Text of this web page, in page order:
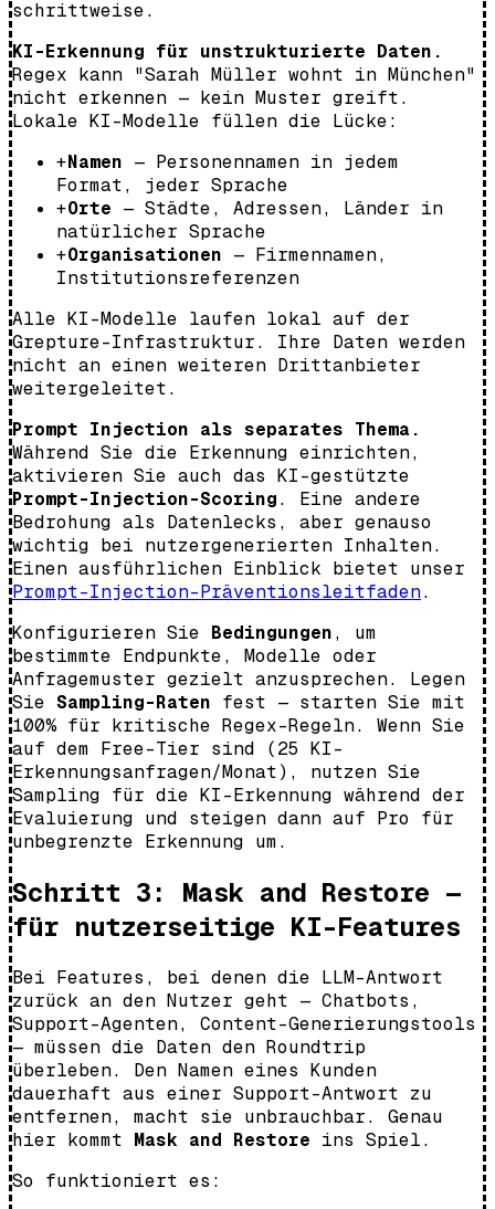
schrittweise.
KI-Erkennung für unstrukturierte Daten.
Regex kann "Sarah Müller wohnt in München"
nicht erkennen — kein Muster greift.
Lokale KI-Modelle füllen die Lücke:
+Namen — Personennamen in jedem
Format, jeder Sprache
+Orte — Städte, Adressen, Länder in
natürlicher Sprache
+Organisationen — Firmennamen,
Institutionsreferenzen
Alle KI-Modelle laufen lokal auf der
Grepture-Infrastruktur. Ihre Daten werden
nicht an einen weiteren Drittanbieter
weitergeleitet.
Prompt Injection als separates Thema.
Während Sie die Erkennung einrichten,
aktivieren Sie auch das KI-gestützte
Prompt-Injection-Scoring. Eine andere
Bedrohung als Datenlecks, aber genauso
wichtig bei nutzergenerierten Inhalten.
Einen ausführlichen Einblick bietet unser
Prompt-Injection-Präventionsleitfaden.
Konfigurieren Sie Bedingungen, um
bestimmte Endpunkte, Modelle oder
Anfragemuster gezielt anzusprechen. Legen
Sie Sampling-Raten fest — starten Sie mit
100% für kritische Regex-Regeln. Wenn Sie
auf dem Free-Tier sind (25 KI-
Erkennungsanfragen/Monat), nutzen Sie
Sampling für die KI-Erkennung während der
Evaluierung und steigen dann auf Pro für
unbegrenzte Erkennung um.
Schritt 3: Mask and Restore —
für nutzerseitige KI-Features
Bei Features, bei denen die LLM-Antwort
zurück an den Nutzer geht — Chatbots,
Support-Agenten, Content-Generierungstools
— müssen die Daten den Roundtrip
überleben. Den Namen eines Kunden
dauerhaft aus einer Support-Antwort zu
entfernen, macht sie unbrauchbar. Genau
hier kommt Mask and Restore ins Spiel.
So funktioniert es: